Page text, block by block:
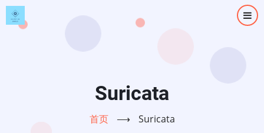
跳
转
Suricata
首页 ⟶ Suricata